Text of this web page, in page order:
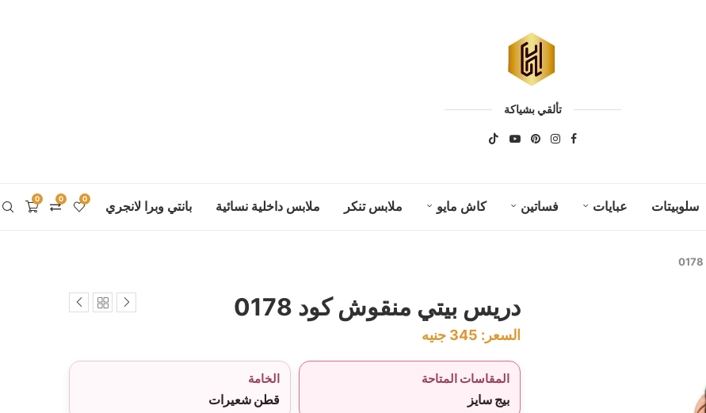
تألقي بشياكة
سلوبيتات عبايات فساتين كاش مايو ملابس تنكر ملابس داخلية نسائية بانتي وبرا لانجري 0 0 0
دريس بيتي منقوش كود 0178
السعر: 345 جنيه
المقاسات المتاحة
بيج سايز
الخامة
قطن شعيرات